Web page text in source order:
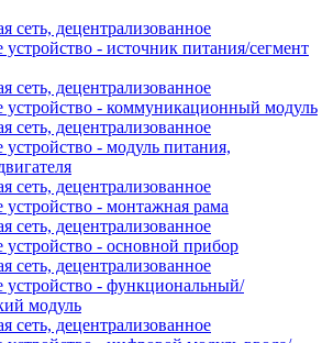
децентрализованное
- источник питания/сегмент
децентрализованное
устройство - коммуникационный модуль
децентрализованное
- модуль питания,
децентрализованное
- монтажная рама
децентрализованное
- основной прибор
децентрализованное
устройство - функциональный/
модуль
децентрализованное